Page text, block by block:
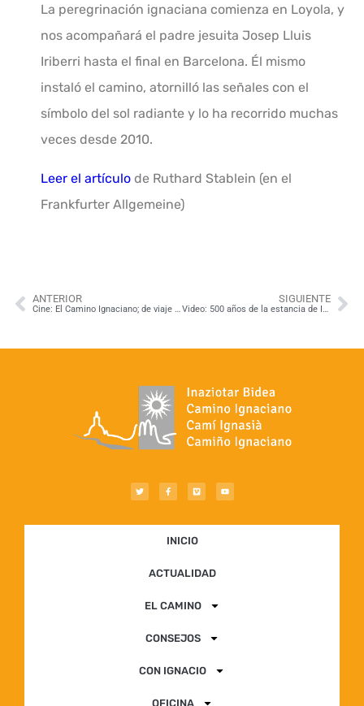
La peregrinación ignaciana comienza en Loyola, y
nos acompañará el padre jesuita Josep Lluis
Iriberri hasta el final en Barcelona. Él mismo
instaló el camino, atornilló las señales con el
símbolo del sol radiante y lo ha recorrido muchas
veces desde 2010.
Leer el artículo de Ruthard Stablein (en el
Frankfurter Allgemeine)
ANTERIOR
Cine: El Camino Ignaciano; de viaje con nuestro yo espiritual.
SIGUIENTE
Video: 500 años de la estancia de Ignacio de Loyola en Cataluña
INICIO
ACTUALIDAD
EL CAMINO
CONSEJOS
CON IGNACIO
OFICINA